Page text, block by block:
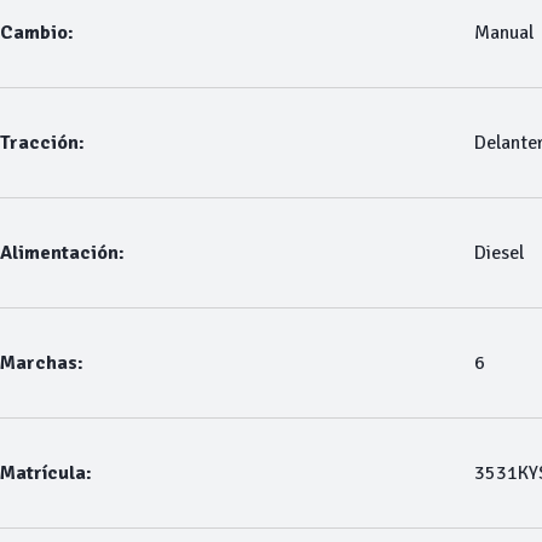
Cambio: Manual
Tracción:
Alimentación: Diesel
Marchas: 6
Matrícula: